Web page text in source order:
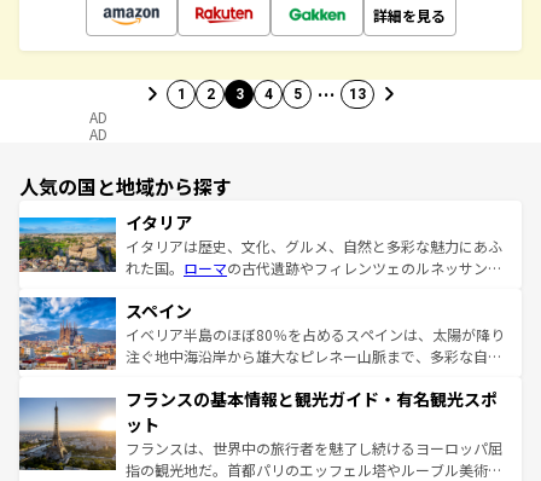
詳細を見る
1 2 3 4 5 … 13
AD
AD
人気の国と地域から探す
イタリア
イタリアは歴史、文化、グルメ、自然と多彩な魅力にあふ
れた国。 ローマの古代遺跡やフィレンツェのルネッサンス
ろん、トスカーナの美しい田園風景やアマルフィ海岸の絶
景など、自然景観も見逃せない。観光の合間には、本場の
ピザやパスタなど、絶品のイタリア料理を堪能することも
ませてくれるイタリアで、忘れられない旅をしてみよう！
なお、新着のイタリア情報は
しい。
スペイン
イベリア半島のほぼ80％を占めるスペインは、太陽が降り
注ぐ地中海沿岸から雄大なピレネー山脈まで、多彩な自然
文化が根付くこの国では、情熱的なフラメンコ、熱気あふ
れる闘牛、そして美味しいタパスが生活の一部となってい
る。首都マドリードの洗練された雰囲気や、バルセロナの
アートに溢れた街角から、地方では古代ローマ遺跡や中世
フランスの基本情報と観光ガイド・有名観光スポ
ット
フランスは、世界中の旅行者を魅了し続けるヨーロッパ屈
指の観光地だ。首都パリのエッフェル塔やルーブル美術館